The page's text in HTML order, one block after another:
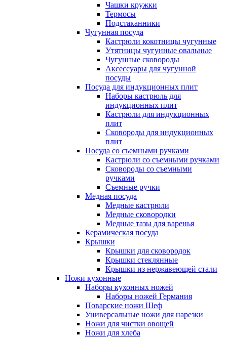
Чашки кружки
Термосы
Подстаканники
Чугунная посуда
Кастрюли кокотницы чугунные
Утятницы чугунные овальные
Чугунные сковороды
Аксессуары для чугунной
посуды
Посуда для индукционных плит
Наборы кастрюль для
индукционных плит
Кастрюли для индукционных
плит
Сковороды для индукционных
плит
Посуда со съемными ручками
Кастрюли со съемными ручками
Сковороды со съемными
ручками
Съемные ручки
Медная посуда
Медные кастрюли
Медные сковородки
Медные тазы для варенья
Керамическая посуда
Крышки
Крышки для сковородок
Крышки стеклянные
Крышки из нержавеющей стали
Ножи кухонные
Наборы кухонных ножей
Наборы ножей Германия
Поварские ножи Шеф
Универсальные ножи для нарезки
Ножи для чистки овощей
Ножи для хлеба